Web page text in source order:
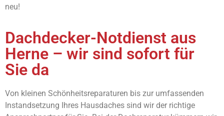
neu!
Dachdecker-Notdienst aus
Herne – wir sind sofort für
Sie da
Von kleinen Schönheitsreparaturen bis zur umfassenden
Instandsetzung Ihres Hausdaches sind wir der richtige